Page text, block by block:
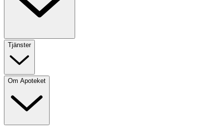
Tjänster
Om Apoteket